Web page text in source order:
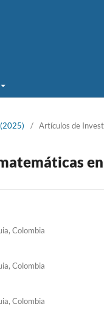
/ Artículos de
Colombia
Colombia
Colombia